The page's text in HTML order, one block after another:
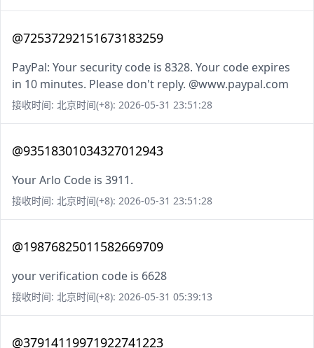
@72537292151673183259
PayPal: Your security code is 8328. Your code expires
in 10 minutes. Please don't reply. @www.paypal.com
接收时间: 北京时间(+8): 2026-05-31 23:51:28
@93518301034327012943
Your Arlo Code is 3911.
接收时间: 北京时间(+8): 2026-05-31 23:51:28
@19876825011582669709
your verification code is 6628
接收时间: 北京时间(+8): 2026-05-31 05:39:13
@37914119971922741223